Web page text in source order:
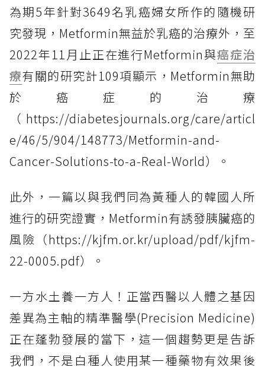
為期5年針對3649名乳癌婦女所作的隨機研
究發現，Metformin無益於乳癌的治療外，至
2022年11月止正在進行Metformin與癌症治
療有關的研究計109項顯示，Metformin無助
於癌症的治療
（https://diabetesjournals.org/care/articl
e/46/5/904/148773/Metformin-and-
Cancer-Solutions-to-a-Real-World）。
此外，一篇以與我們同為黃種人的韓國人所
進行的研究證實，Metformin有誘發胰臟癌的
風險（https://kjfm.or.kr/upload/pdf/kjfm-
22-0005.pdf）。
一方水土養一方人！正當西醫以人體之基因
差異為主軸的精準醫學(Precision Medicine)
正在蓬勃發展的當下，這一個趨勢更是告訴
我們，不是白種人使用某一種藥物有效果後